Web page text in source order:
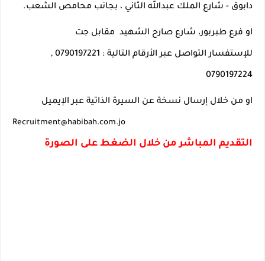
دابوق - شارع الملك عبدالله الثاني ، بجانب محامص الشعب.
او فرع طبربور، شارع صارح الشهيد  مقابل جت
0790197224
او من خلال إرسال نسخة عن السيرة الذاتية عبر الإيميل
Recruitment@habibah.com.jo
التقديم المباشر من خلال الضغط على الصورة